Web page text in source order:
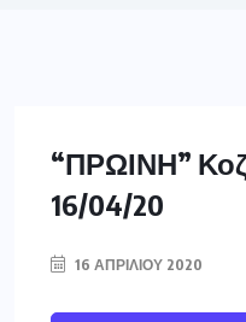
“ΠΡΩΙΝΗ”
16/04/20
16 ΑΠΡΙΛΊΟΥ 2020